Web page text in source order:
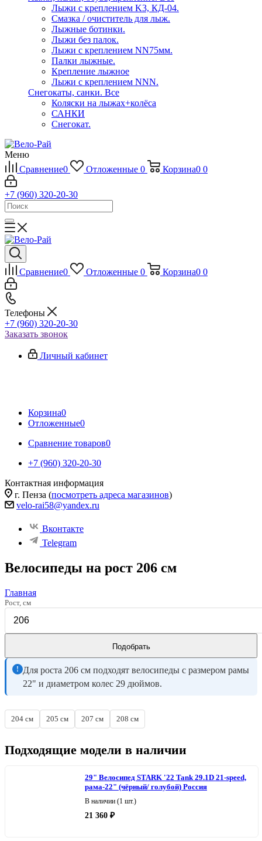
Лыжи с креплением K3, КД-04.
Смазка / очиститель для лыж.
Лыжные ботинки.
Лыжи без палок.
Лыжи с креплением NN75мм.
Палки лыжные.
Крепление лыжное
Лыжи с креплением NNN.
Снегокаты, санки. Все
Коляски на лыжах+колёса
САНКИ
Снегокат.
Меню
Сравнение0 Отложенные 0 Корзина0 0
+7 (960) 320-20-30
Сравнение0 Отложенные 0 Корзина0 0
Телефоны
+7 (960) 320-20-30
Заказать звонок
Личный кабинет
Корзина0
Отложенные0
Сравнение товаров0
+7 (960) 320-20-30
Контактная информация
г. Пенза (посмотреть адреса магазинов)
velo-rai58@yandex.ru
Вконтакте
Telegram
Велосипеды на рост 206 см
Главная
Рост, см
Подобрать
!
Для роста 206 см подходят велосипеды с размером рамы
22" и диаметром колес 29 дюймов.
204 см 205 см 207 см 208 см
Подходящие модели в наличии
29" Велосипед STARK '22 Tank 29.1D 21-speed,
рама-22" (чёрный/ голубой) Россия
В наличии (1 шт.)
21 360 ₽